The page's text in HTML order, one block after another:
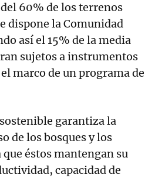
60% de los terrenos
dispone la Comunidad
así el 15% de la media
sujetos a instrumentos
marco de un programa de
garantiza la
de los bosques y los
éstos mantengan su
capacidad de